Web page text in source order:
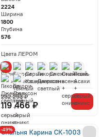
2224
Ширина
1800
Глубина
576
Цвета ЛЕРОМ
119 466 ₽
232 293 ₽
Спальня Карина СК-1003
-49%